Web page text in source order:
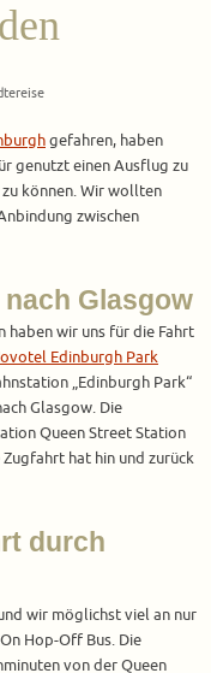
gefahren, haben
genutzt einen Ausflug zu
zu können. Wir wollten
zwischen
Glasgow
haben wir uns für die Fahrt
Edinburgh Park
„Edinburgh Park“
Glasgow. Die
Queen Street Station
hat hin und zurück
durch
wir möglichst viel an nur
Hop-Off Bus. Die
von der Queen